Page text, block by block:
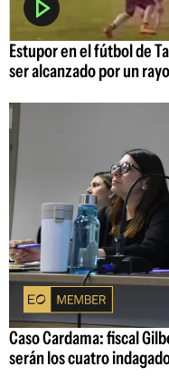
Estupor en el fútbol de
ser alcanzado por un
Caso Cardama: fiscal
serán los cuatro